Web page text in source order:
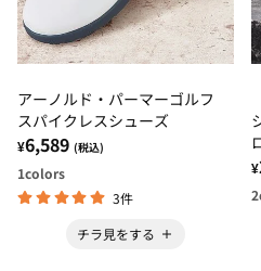
アーノルド・パーマーゴルフ
スパイクレスシューズ
¥6,589 (税込)
1colors
3件
チラ見をする
¥
2